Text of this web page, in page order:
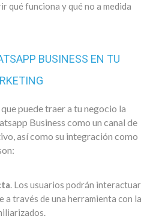
qué funciona y qué no a medida
BUSINESS EN TU
puede traer a tu negocio la
Business como un canal de
así como su integración como
. Los usuarios podrán interactuar
a través de una herramienta con la